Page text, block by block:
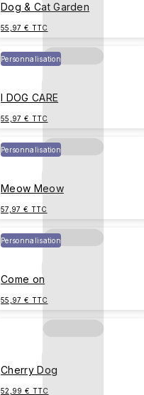
Dog & Cat Garden
55,97 € TTC
Personnalisation
I DOG CARE
55,97 € TTC
Personnalisation
Meow Meow
57,97 € TTC
Personnalisation
Come on
55,97 € TTC
Cherry Dog
52,99 € TTC